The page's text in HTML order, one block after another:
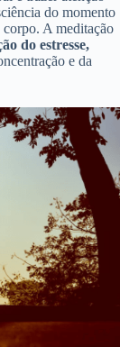
do momento
corpo. A meditação
do estresse,
e da